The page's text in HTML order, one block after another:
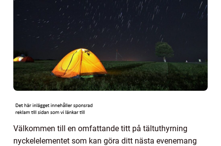
Välkommen till en omfattande titt på tältuthyrning
nyckelelementet som kan göra ditt nästa evenemang